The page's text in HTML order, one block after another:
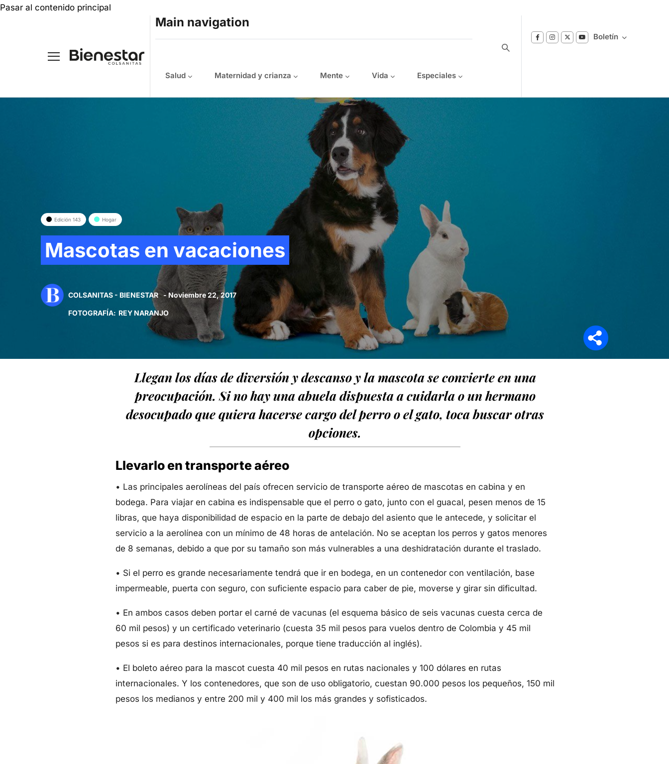
Pasar al contenido principal
Main navigation
Salud Maternidad y crianza Mente Vida Especiales
Boletín
Síganos en
Edición 143 Hogar
Mascotas en vacaciones
COLSANITAS - BIENESTAR - Noviembre 22, 2017
FOTOGRAFÍA: REY NARANJO
Llegan los días de diversión y descanso y la mascota se convierte en una
preocupación. Si no hay una abuela dispuesta a cuidarla o un hermano
desocupado que quiera hacerse cargo del perro o el gato, toca buscar otras
opciones.
Llevarlo en transporte aéreo
• Las principales aerolíneas del país ofrecen servicio de transporte aéreo de mascotas en cabina y en
bodega. Para viajar en cabina es indispensable que el perro o gato, junto con el guacal, pesen menos de 15
libras, que haya disponibilidad de espacio en la parte de debajo del asiento que le antecede, y solicitar el
servicio a la aerolínea con un mínimo de 48 horas de antelación. No se aceptan los perros y gatos menores
de 8 semanas, debido a que por su tamaño son más vulnerables a una deshidratación durante el traslado.
• Si el perro es grande necesariamente tendrá que ir en bodega, en un contenedor con ventilación, base
impermeable, puerta con seguro, con suficiente espacio para caber de pie, moverse y girar sin dificultad.
• En ambos casos deben portar el carné de vacunas (el esquema básico de seis vacunas cuesta cerca de
60 mil pesos) y un certificado veterinario (cuesta 35 mil pesos para vuelos dentro de Colombia y 45 mil
pesos si es para destinos internacionales, porque tiene traducción al inglés).
• El boleto aéreo para la mascot cuesta 40 mil pesos en rutas nacionales y 100 dólares en rutas
internacionales. Y los contenedores, que son de uso obligatorio, cuestan 90.000 pesos los pequeños, 150 mil
pesos los medianos y entre 200 mil y 400 mil los más grandes y sofisticados.